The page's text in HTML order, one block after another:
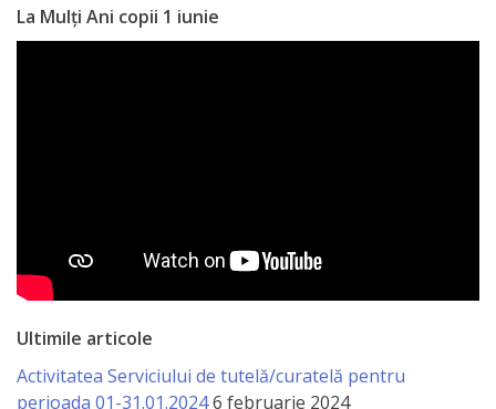
La Mulți Ani copii 1 iunie
Ultimile articole
Activitatea Serviciului de tutelă/curatelă pentru
perioada 01-31.01.20246 februarie 2024